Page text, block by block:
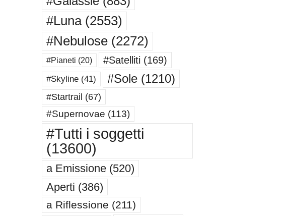
#Luna(2553)
#Nebulose(2272)
#Pianeti (20) #Satelliti (169)
#Skyline(41) #Sole(1210)
#Startrail (67)
#Supernovae (113)
#Tutti i soggetti
(13600)
a Emissione(520)
Aperti (386)
a Riflessione (211)